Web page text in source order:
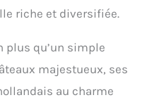
riche et diversifiée.
plus qu’un simple
majestueux, ses
au charme